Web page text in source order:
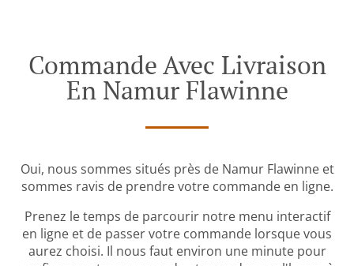
Commande Avec Livraison
En Namur Flawinne
Oui, nous sommes situés près de Namur Flawinne et
sommes ravis de prendre votre commande en ligne.
Prenez le temps de parcourir notre menu interactif
en ligne et de passer votre commande lorsque vous
aurez choisi. Il nous faut environ une minute pour